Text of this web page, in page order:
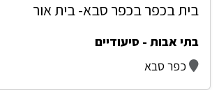
בית בכפר בכפר סבא- בית אור
בתי אבות - סיעודיים
כפר סבא